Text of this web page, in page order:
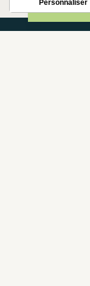
Personnaliser